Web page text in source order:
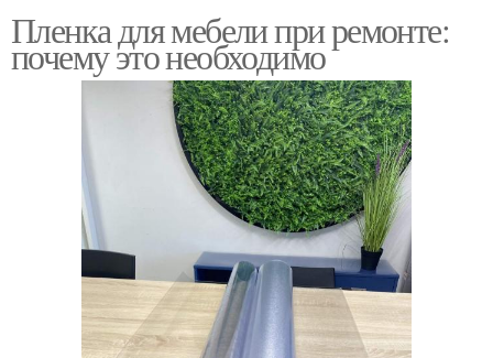
Пленка для мебели при ремонте:
почему это необходимо